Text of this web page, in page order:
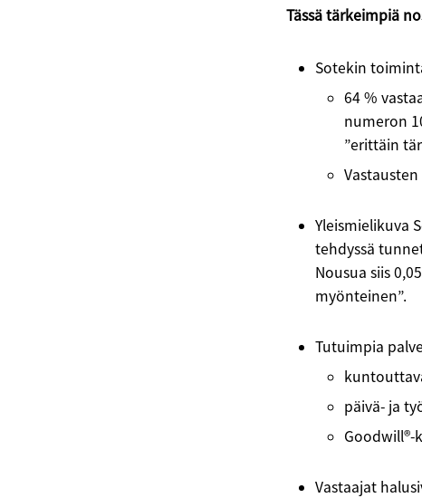
Tässä tärkeimpiä
Sotekin
64 %
numeron
”erittäin
Yleismielikuva
tehdyssä
Nousua siis
myönteinen”.
Tutuimpia
päivä- ja
Goodwill®-
Vastaajat